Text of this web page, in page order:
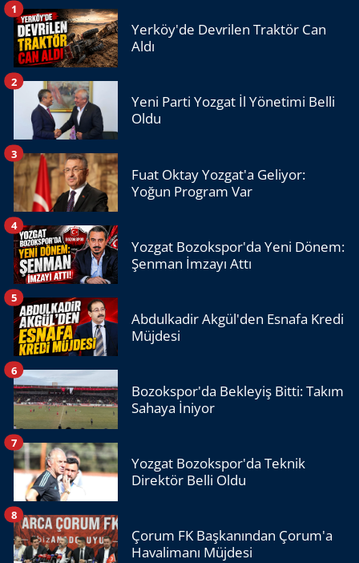
Yerköy'de Devrilen Traktör Can
Aldı
1
Yeni Parti Yozgat İl Yönetimi Belli
Oldu
2
Fuat Oktay Yozgat'a Geliyor:
Yoğun Program Var
3
Yozgat Bozokspor'da Yeni Dönem:
Şenman İmzayı Attı
4
Abdulkadir Akgül'den Esnafa Kredi
Müjdesi
5
Bozokspor'da Bekleyiş Bitti: Takım
Sahaya İniyor
6
Yozgat Bozokspor'da Teknik
Direktör Belli Oldu
7
Çorum FK Başkanından Çorum'a
Havalimanı Müjdesi
8